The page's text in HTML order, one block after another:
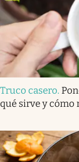
Truco casero.
qué sirve y